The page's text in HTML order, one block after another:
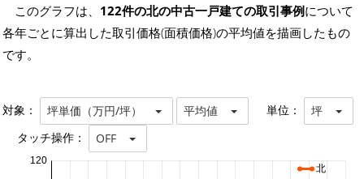
このグラフは、 122件の北の中古一戸建ての取引事例について
各年ごとに算出した取引価格(面積価格)の平均値を描画したもの
です。
対象： 坪単価（万円/坪） 平均値 単位： 坪
タッチ操作： OFF
120
北